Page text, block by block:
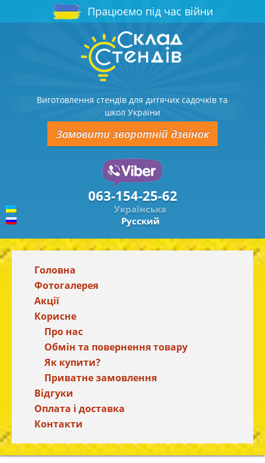
Працюємо під час війни
Виготовлення стендів для дитячих садочків та
школ України
Замовити зворотній дзвінок
063-154-25-62
Українська
Русский
Головна
Фотогалерея
Акції
Корисне
Про нас
Обмін та повернення товару
Як купити?
Приватне замовлення
Відгуки
Оплата і доставка
Контакти